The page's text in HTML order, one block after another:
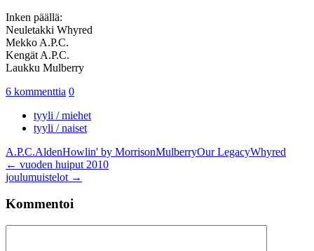
Inken päällä:
Neuletakki Whyred
Mekko A.P.C.
Kengät A.P.C.
Laukku Mulberry
6 kommenttia 0
tyyli / miehet
tyyli / naiset
A.P.C.AldenHowlin' by MorrisonMulberryOur LegacyWhyred
Artikkelien
selaus
← vuoden huiput 2010
joulumuistelot →
Kommentoi